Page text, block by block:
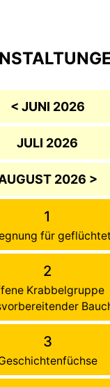
< JUNI 2026
JULI 2026
2026 >
1
für
2
Krabbelgruppe
3